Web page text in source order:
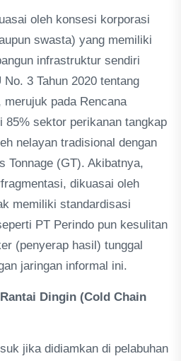
oleh konsesi korporasi
swasta) yang memiliki
infrastruktur sendiri
3 Tahun 2020 tentang
pada Rencana
85% sektor perikanan tangkap
nelayan tradisional dengan
Tonnage (GT). Akibatnya,
dikuasai oleh
memiliki standardisasi
PT Perindo pun kesulitan
(penyerap hasil) tunggal
jaringan informal ini.
Dingin (Cold Chain
jika didiamkan di pelabuhan